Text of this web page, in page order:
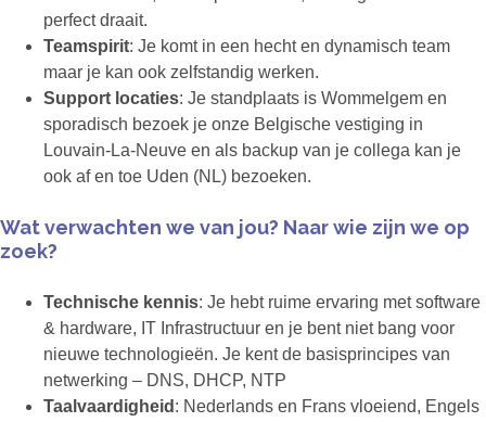
perfect draait.
Teamspirit: Je komt in een hecht en dynamisch team
maar je kan ook zelfstandig werken.
Support locaties: Je standplaats is Wommelgem en
sporadisch bezoek je onze Belgische vestiging in
Louvain-La-Neuve en als backup van je collega kan je
ook af en toe Uden (NL) bezoeken.
Wat verwachten we van jou? Naar wie zijn we op
zoek?
Technische kennis: Je hebt ruime ervaring met software
& hardware, IT Infrastructuur en je bent niet bang voor
nieuwe technologieën. Je kent de basisprincipes van
netwerking – DNS, DHCP, NTP
Taalvaardigheid : Nederlands en Frans vloeiend, Engels